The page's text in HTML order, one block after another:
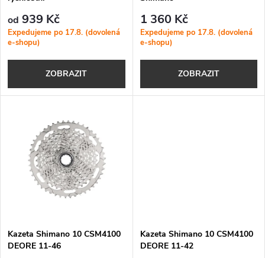
r
o
d
p
r
o
d
od 939 Kč
Expedujeme po 17.8. (dovolená
e-shopu)
ZOBRAZIT
1 360 Kč
Expedujeme po 17.8. (dovolená
e-shopu)
ZOBRAZIT
Kazeta Shimano 10 CSM4100
DEORE 11-46
Kazeta Shimano 10 CSM4100
DEORE 11-42